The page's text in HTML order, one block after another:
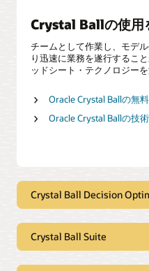
Crystal Ballの使用
チームとして作業し、モデ
り迅速に業務を遂行するこ
ッドシート・テクノロジーを
Oracle Crystal Ballの無
Oracle Crystal Ballの技
Crystal Ball Decision
Crystal Ballのオプションで
は、モンテカルロ・シミュ
Crystal Ball Suite